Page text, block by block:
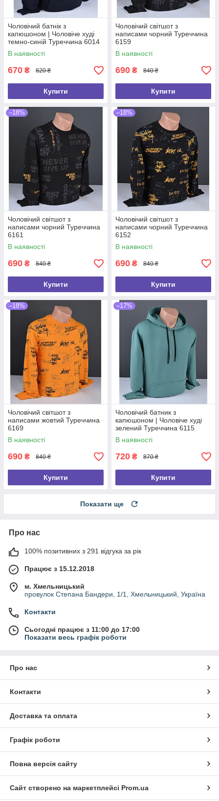
Чоловічий батнік з
капюшоном | Чоловіче худі
темно-синій Туреччина 6014
В наявності
670 ₴ 820 ₴
Купити
Чоловічий світшот з
написами чорний Туреччина
6159
В наявності
690 ₴ 840 ₴
Купити
–18%
Чоловічий світшот з
написами чорний Туреччина
6161
В наявності
690 ₴ 840 ₴
Купити
–18%
Чоловічий світшот з
написами чорний Туреччина
6152
В наявності
690 ₴ 840 ₴
Купити
–18%
Чоловічий світшот з
написами жовтий Туреччина
6169
В наявності
690 ₴ 840 ₴
Купити
–17%
Чоловічий батник з
капюшоном | Чоловіче худі
зелений Туреччина 6115
В наявності
720 ₴ 870 ₴
Купити
Показати ще
Про нас
100% позитивних з 291 відгука за рік
Працює з 15.12.2018
м. Хмельницький
провулок Степана Бандери, 1/1, Хмельницький, Україна
Контакти
Сьогодні працює з 11:00 до 17:00
Показати весь графік роботи
Про нас
Контакти
Доставка та оплата
Графік роботи
Повна версія сайту
Сайт створено на маркетплейсі Prom.ua